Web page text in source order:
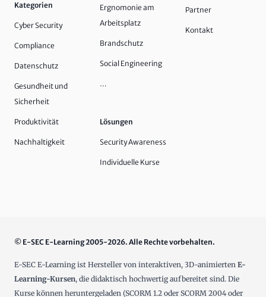
Kategorien
Cyber Security
Compliance
Datenschutz
Gesundheit und
Sicherheit
Produktivität
Nachhaltigkeit
Ergnomonie am
Arbeitsplatz
Brandschutz
Social Engineering
…
Lösungen
Security Awareness
Individuelle Kurse
Partner
Kontakt
© E-SEC E-Learning 2005-2026. Alle Rechte vorbehalten.
E-SEC E-Learning ist Hersteller von interaktiven, 3D-animierten E-
Learning-Kursen, die didaktisch hochwertig aufbereitet sind. Die
Kurse können heruntergeladen (SCORM 1.2 oder SCORM 2004 oder